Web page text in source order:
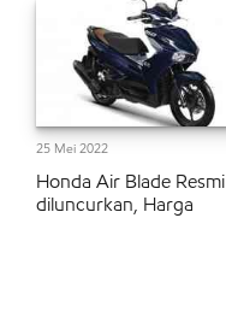
25 Mei 2022
Honda Air Blade Resmi
diluncurkan, Harga